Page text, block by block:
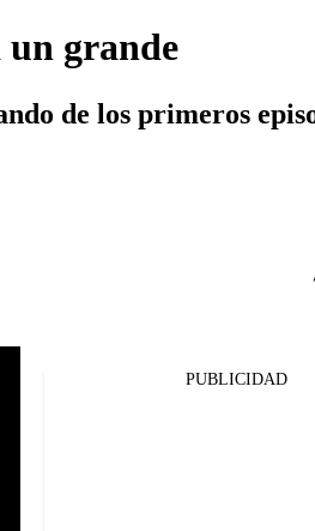
grande
de los primeros
PUBLICIDAD